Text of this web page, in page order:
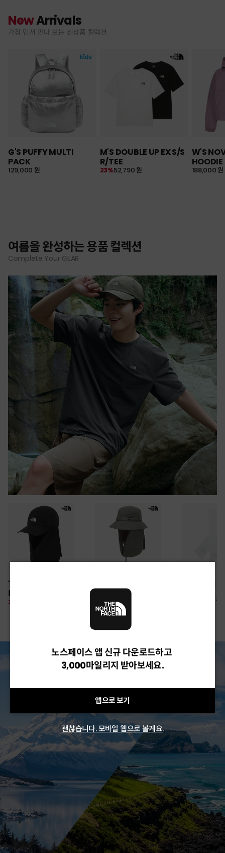
NewArrivals
가장 먼저 만나 보는 신상품 컬렉션
G'S PUFFY MULTI
PACK
129,000 원
M'S DOUBLE UP EX S/S
R/TEE
52,790 원
23%
W'S
HOODIE
188,000 원
여름을 완성하는 용품 컬렉션
Complete Your GEAR
TNF LIGHT SHIELD
EX CAP
28%
SHIELD HAT
67,500 원
10% 26,100 원
여름 탈출 원정대
뉴질랜드 & 제주도 여행권 증정 찬스
노스페이스 앱 신규 다운로드하고
3,000마일리지 받아보세요.
앱으로 보기
괜찮습니다. 모바일 웹으로 볼게요.